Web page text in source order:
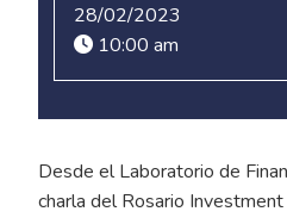
28/02/2023
10:00 am
Desde el Laboratorio de
charla del Rosario